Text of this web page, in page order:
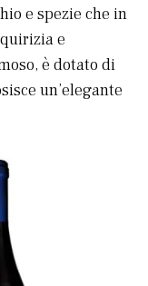
e spezie che in
e
è dotato di
un’elegante